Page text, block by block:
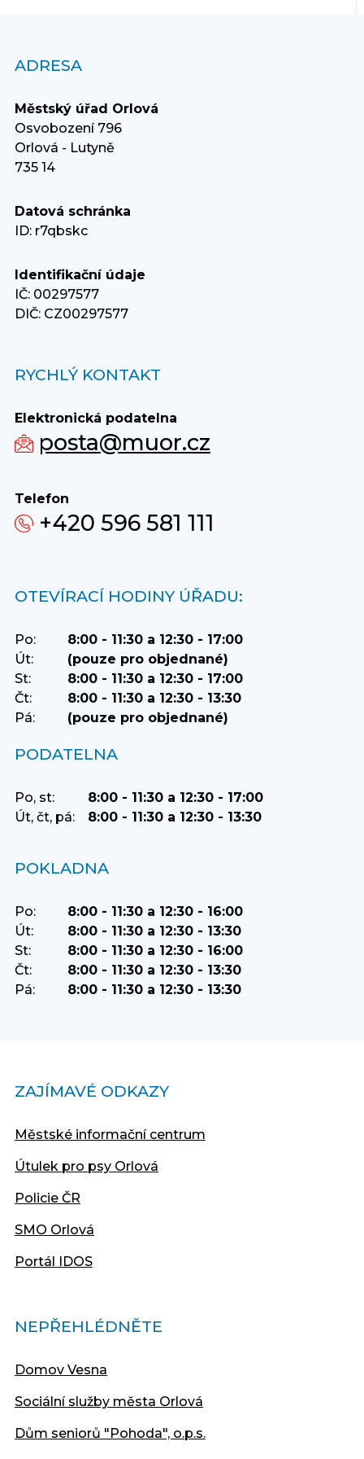
ADRESA
Městský úřad Orlová
Osvobození 796
Orlová - Lutyně
735 14
Datová schránka
ID: r7qbskc
Identifikační údaje
IČ: 00297577
DIČ: CZ00297577
RYCHLÝ KONTAKT
Elektronická podatelna
posta@muor.cz
Telefon
+420 596 581 111
OTEVÍRACÍ HODINY ÚŘADU:
Po:
8:00 - 11:30 a 12:30 - 17:00
Út:
(pouze pro objednané)
St:
8:00 - 11:30 a 12:30 - 17:00
Čt:
8:00 - 11:30 a 12:30 - 13:30
Pá:
(pouze pro objednané)
PODATELNA
Po, st:
8:00 - 11:30 a 12:30 - 17:00
Út, čt, pá:
8:00 - 11:30 a 12:30 - 13:30
POKLADNA
Po:
8:00 - 11:30 a 12:30 - 16:00
Út:
8:00 - 11:30 a 12:30 - 13:30
St:
8:00 - 11:30 a 12:30 - 16:00
Čt:
8:00 - 11:30 a 12:30 - 13:30
Pá:
8:00 - 11:30 a 12:30 - 13:30
ZAJÍMAVÉ ODKAZY
Městské informační centrum
Útulek pro psy Orlová
Policie ČR
SMO Orlová
Portál IDOS
NEPŘEHLÉDNĚTE
Domov Vesna
Sociální služby města Orlová
Dům seniorů "Pohoda", o.p.s.